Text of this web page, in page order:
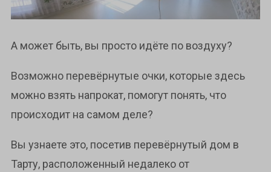
А может быть, вы просто идёте по воздуху?
Возможно перевёрнутые очки, которые здесь
можно взять напрокат, помогут понять, что
происходит на самом деле?
Вы узнаете это, посетив перевёрнутый дом в
Тарту, расположенный недалеко от